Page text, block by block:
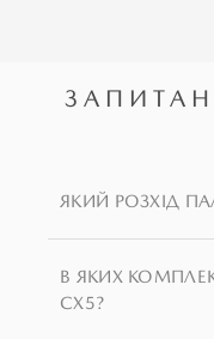
ЯКИЙ РОЗХІД
В ЯКИХ
CX5?